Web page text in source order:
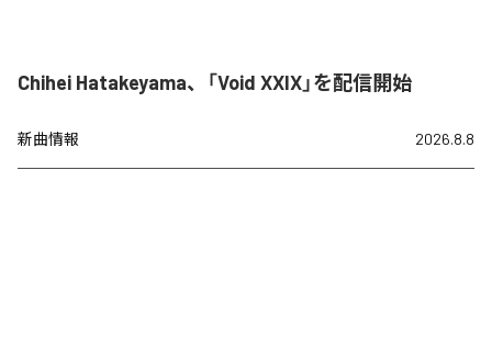
Chihei Hatakeyama、「Void XXIX」を配信開始
新曲情報 2026.8.8